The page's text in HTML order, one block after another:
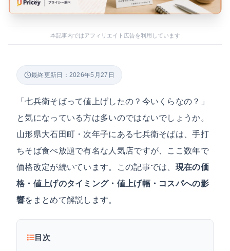
本記事内ではアフィリエイト広告を利用しています
最終更新日：2026年5月27日
「七兵衛そばって値上げしたの？今いくらなの？」
と気になっている方は多いのではないでしょうか。
山形県大石田町・次年子にある七兵衛そばは、手打
ちそば食べ放題で有名な人気店ですが、ここ数年で
価格改定が続いています。この記事では、 現在の価
格・値上げのタイミング・値上げ幅・コスパへの影
響をまとめて解説します。
目次